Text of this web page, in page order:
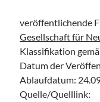
veröffentlichende
Gesellschaft für
Klassifikation
Datum der
Ablaufdatum:
Quelle/Quelllink: